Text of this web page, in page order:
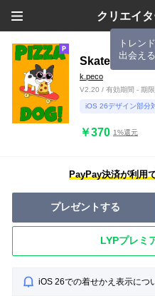
クリエイ
トレン
出会え
k.peco
V2.20 / 有効期間 - 期限
iOS 26デザイン部分
￥370 1%還元
PayPay決済が利用
プレゼントする
LYPプレミ
iOS 26での着せかえ表示につ